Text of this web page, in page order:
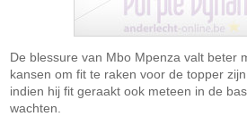
De blessure van Mbo Mpenza valt beter
kansen om fit te raken voor de topper
indien hij fit geraakt ook meteen in de
wachten.